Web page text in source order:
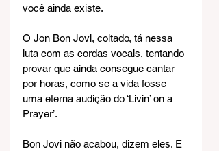
você ainda existe.
O Jon Bon Jovi, coitado, tá nessa
luta com as cordas vocais, tentando
provar que ainda consegue cantar
por horas, como se a vida fosse
uma eterna audição do ‘Livin’ on a
Prayer’.
Bon Jovi não acabou, dizem eles. E